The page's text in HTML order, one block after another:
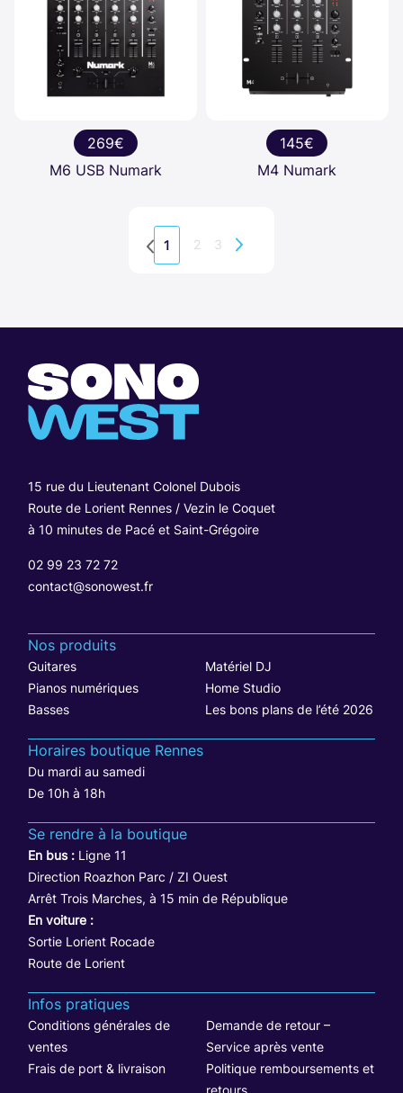
269€
M6 USB Numark
145€
M4 Numark
1 2 3
15 rue du Lieutenant Colonel Dubois
Route de Lorient Rennes / Vezin le Coquet
à 10 minutes de Pacé et Saint-Grégoire
02 99 23 72 72
contact@sonowest.fr
Nos produits
Guitares
Matériel DJ
Pianos numériques
Home Studio
Basses
Les bons plans de l’été 2026
Horaires boutique Rennes
Du mardi au samedi
De 10h à 18h
Se rendre à la boutique
En bus : Ligne 11
Direction Roazhon Parc / ZI Ouest
Arrêt Trois Marches, à 15 min de République
En voiture :
Sortie Lorient Rocade
Route de Lorient
Infos pratiques
Conditions générales de
ventes
Demande de retour –
Service après vente
Frais de port & livraison
Politique remboursements et
retours